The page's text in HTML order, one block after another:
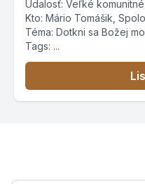
Udalosť: Veľké
Kto: Mário Tomášik,
Téma: Dotkni sa Božej
Tags: ...